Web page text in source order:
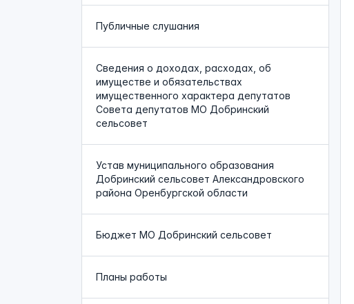
Публичные слушания
Сведения о доходах, расходах, об
имуществе и обязательствах
имущественного характера депутатов
Совета депутатов МО Добринский
сельсовет
Устав муниципального образования
Добринский сельсовет Александровского
района Оренбургской области
Бюджет МО Добринский сельсовет
Планы работы